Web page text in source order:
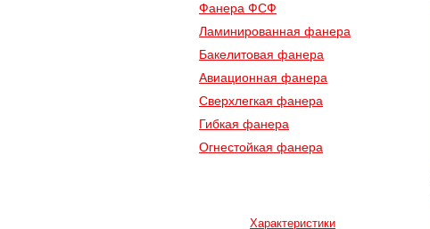
Фанера ФСФ
Ламинированная фанера
Бакелитовая фанера
Авиационная фанера
Сверхлегкая фанера
Гибкая фанера
Огнестойкая фанера
Характеристики